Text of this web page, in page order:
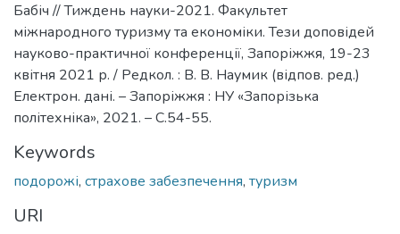
Бабіч // Тиждень науки-2021. Факультет
міжнародного туризму та економіки. Тези доповідей
науково-практичної конференції, Запоріжжя, 19-23
квітня 2021 р. / Редкол. : В. В. Наумик (відпов. ред.)
Електрон. дані. – Запоріжжя : НУ «Запорізька
політехніка», 2021. – С.54-55.
Keywords
подорожі, страхове забезпечення, туризм
URI